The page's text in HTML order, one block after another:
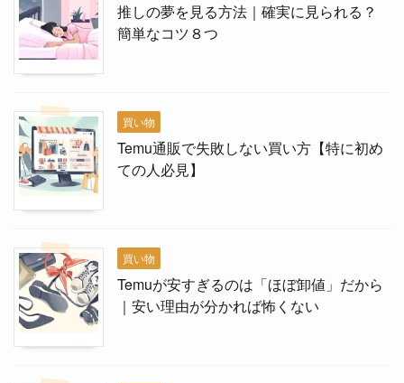
推しの夢を見る方法｜確実に見られる？
簡単なコツ８つ
買い物
Temu通販で失敗しない買い方【特に初め
ての人必見】
買い物
Temuが安すぎるのは「ほぼ卸値」だから
｜安い理由が分かれば怖くない